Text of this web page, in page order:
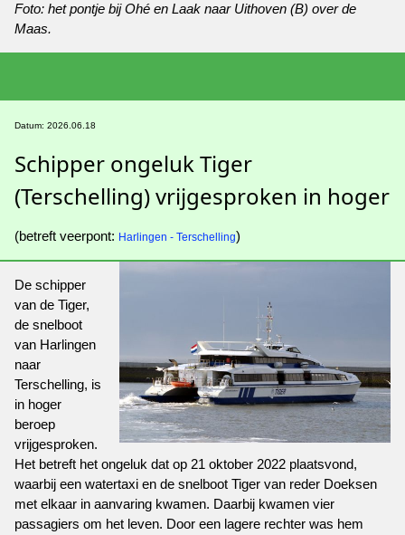
Foto: het pontje bij Ohé en Laak naar Uithoven (B) over de
Maas.
Datum: 2026.06.18
Schipper ongeluk Tiger
(Terschelling) vrijgesproken in hoger
(betreft veerpont: Harlingen - Terschelling)
De schipper
van de Tiger,
de snelboot
van Harlingen
naar
Terschelling, is
in hoger
beroep
vrijgesproken.
Het betreft het ongeluk dat op 21 oktober 2022 plaatsvond,
waarbij een watertaxi en de snelboot Tiger van reder Doeksen
met elkaar in aanvaring kwamen. Daarbij kwamen vier
passagiers om het leven. Door een lagere rechter was hem